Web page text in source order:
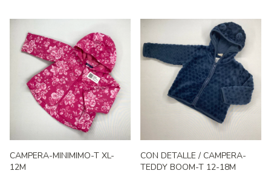
CAMPERA-MINIMIMO-T XL-
12M
CON DETALLE / CAMPERA-
TEDDY BOOM-T 12-18M